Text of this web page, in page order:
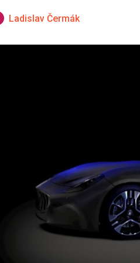
Ladislav Čermák